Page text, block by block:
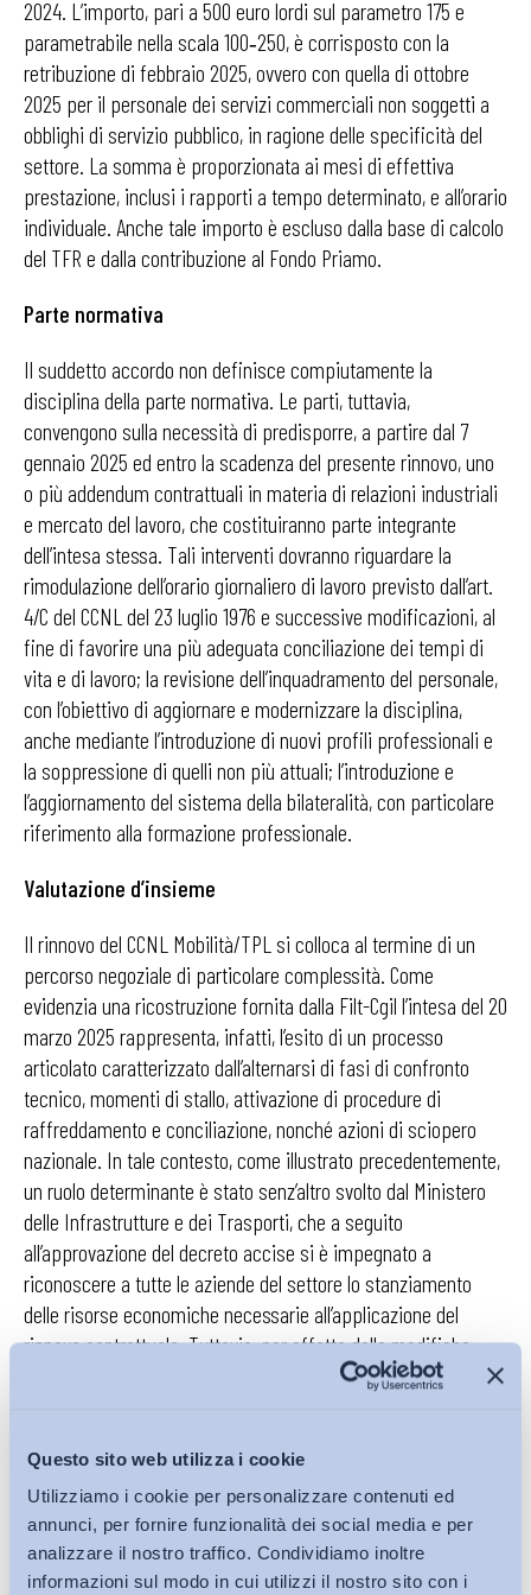
Questo sito web utilizza i cookie
Utilizziamo i cookie per personalizzare contenuti ed
annunci, per fornire funzionalità dei social media e per
analizzare il nostro traffico. Condividiamo inoltre
informazioni sul modo in cui utilizzi il nostro sito con i
2024. L’importo, pari a 500 euro lordi sul parametro 175 e
parametrabile nella scala 100‑250, è corrisposto con la
retribuzione di febbraio 2025, ovvero con quella di ottobre
2025 per il personale dei servizi commerciali non soggetti a
obblighi di servizio pubblico, in ragione delle specificità del
settore. La somma è proporzionata ai mesi di effettiva
prestazione, inclusi i rapporti a tempo determinato, e all’orario
individuale. Anche tale importo è escluso dalla base di calcolo
del TFR e dalla contribuzione al Fondo Priamo.
Parte normativa
Il suddetto accordo non definisce compiutamente la
disciplina della parte normativa. Le parti, tuttavia,
convengono sulla necessità di predisporre, a partire dal 7
gennaio 2025 ed entro la scadenza del presente rinnovo, uno
o più addendum contrattuali in materia di relazioni industriali
e mercato del lavoro, che costituiranno parte integrante
dell’intesa stessa. Tali interventi dovranno riguardare la
rimodulazione dell’orario giornaliero di lavoro previsto dall’art.
4/C del CCNL del 23 luglio 1976 e successive modificazioni, al
fine di favorire una più adeguata conciliazione dei tempi di
vita e di lavoro; la revisione dell’inquadramento del personale,
con l’obiettivo di aggiornare e modernizzare la disciplina,
anche mediante l’introduzione di nuovi profili professionali e
la soppressione di quelli non più attuali; l’introduzione e
l’aggiornamento del sistema della bilateralità, con particolare
riferimento alla formazione professionale.
Valutazione d’insieme
Il rinnovo del CCNL Mobilità/TPL si colloca al termine di un
percorso negoziale di particolare complessità. Come
evidenzia una ricostruzione fornita dalla Filt-Cgil l’intesa del 20
marzo 2025 rappresenta, infatti, l’esito di un processo
articolato caratterizzato dall’alternarsi di fasi di confronto
tecnico, momenti di stallo, attivazione di procedure di
raffreddamento e conciliazione, nonché azioni di sciopero
nazionale. In tale contesto, come illustrato precedentemente,
un ruolo determinante è stato senz’altro svolto dal Ministero
delle Infrastrutture e dei Trasporti, che a seguito
all’approvazione del decreto accise si è impegnato a
riconoscere a tutte le aziende del settore lo stanziamento
delle risorse economiche necessarie all’applicazione del
rinnovo contrattuale. Tuttavia, per effetto delle modifiche
apportate al decreto accise dalla legge di bilancio 2026, le
nazionale.
Quest’ultimo mostra ad oggi una configurazione scandita in
due fasi. Da un lato, l’accordo interviene nell’immediato sulla
struttura retributiva, assicurando altresì un recupero salariale